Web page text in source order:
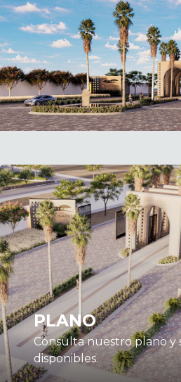
PLANO
Consulta nuestro plano y
disponibles.